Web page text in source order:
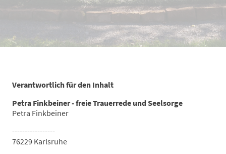
Verantwortlich für den Inhalt
Petra Finkbeiner - freie Trauerrede und Seelsorge
Petra Finkbeiner
-----------------
76229 Karlsruhe